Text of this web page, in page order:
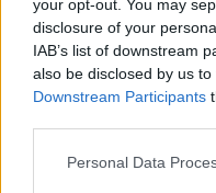
your opt-out. You may
disclosure of your
IAB’s list of downstream
also be disclosed by us
Downstream Participants
Please note that this
Personal Data
Θερμοκρασία: Από 04
Κυκλάδες – Κρήτη
πιθανότητα ασθενών